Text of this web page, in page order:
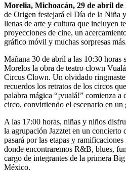
Morelia, Michoacán, 29 de abril de
de Origen festejará el Día de la Niña
llenas de arte y cultura que incluyen
proyecciones de cine, un
gráfico móvil y muchas sorpresas más.
Mañana 30 de abril a las 10:30 horas
Morelos la obra de teatro clown
Circus Clown. Un olvidado
recuerdos los retratos de los circos
palabra mágica “¡vualá!” comienza a
circo, convirtiendo el escenario en un
A las 17:00 horas, niñas y niños
la agrupación Jazztet en un
pasará por las etapas y
donde encontraremos R&B, blues,
cargo de integrantes de la primera
México.